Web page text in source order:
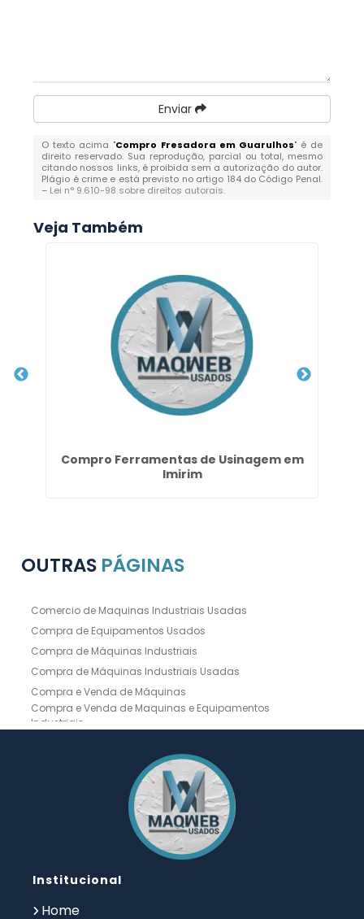
Enviar
O texto acima "Compro Fresadora em Guarulhos" é de
direito reservado. Sua reprodução, parcial ou total, mesmo
citando nossos links, é proibida sem a autorização do autor.
Plágio é crime e está previsto no artigo 184 do Código Penal.
– Lei n° 9.610-98 sobre direitos autorais.
Veja Também
Compro Ferramentas de Usinagem em
Imirim
OUTRAS PÁGINAS
Comercio de Maquinas Industriais Usadas
Compra de Equipamentos Usados
Compra de Máquinas Industriais
Compra de Máquinas Industriais Usadas
Compra e Venda de Máquinas
Compra e Venda de Maquinas e Equipamentos
Industriais
Compra e Venda de Máquinas Operatrizes
Dobradeira CNC Usada
Dobradeira de Chapa Hidráulica Usada
Dobradeira de Chapas
Dobradeira Hidráulica
Dobradeira Hidráulica Usada
Dobradeira Industrial
Empresa de Compra de Máquinas Industriais
Empresa de Maquinas e Equipamentos
Institucional
Home